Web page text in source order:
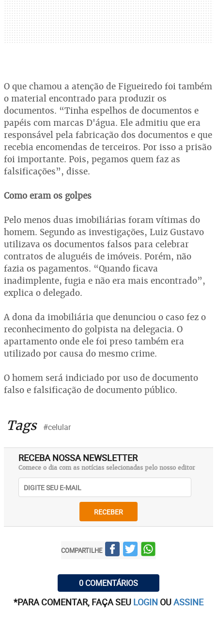
O que chamou a atenção de Figueiredo foi também
o material encontrado para produzir os
documentos. “Tinha espelhos de documentos e
papéis com marcas D'água. Ele admitiu que era
responsável pela fabricação dos documentos e que
recebia encomendas de terceiros. Por isso a prisão
foi importante. Pois, pegamos quem faz as
falsificações”, disse.
Como eram os golpes
Pelo menos duas imobiliárias foram vítimas do
homem. Segundo as investigações, Luiz Gustavo
utilizava os documentos falsos para celebrar
contratos de aluguéis de imóveis. Porém, não
fazia os pagamentos. “Quando ficava
inadimplente, fugia e não era mais encontrado”,
explica o delegado.
A dona da imobiliária que denunciou o caso fez o
reconhecimento do golpista na delegacia. O
apartamento onde ele foi preso também era
utilizado por causa do mesmo crime.
O homem será indiciado por uso de documento
falso e falsificação de documento público.
Tags #celular
RECEBA NOSSA NEWSLETTER
Comece o dia com as notícias selecionadas pelo nosso editor
RECEBER
COMPARTILHE
0 COMENTÁRIOS
*PARA COMENTAR, FAÇA SEU LOGIN OUASSINE